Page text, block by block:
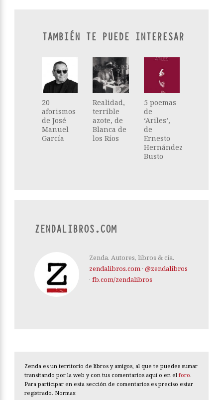
TAMBIÉN TE PUEDE INTERESAR
20
aforismos
de José
Manuel
García
Realidad,
terrible
azote, de
Blanca de
los Ríos
5 poemas
de
‘Ariles’,
de
Ernesto
Hernández
Busto
ZENDALIBROS.COM
Zenda. Autores, libros & cía.
zendalibros.com · @zendalibros
· fb.com/zendalibros
Zenda es un territorio de libros y amigos, al que te puedes sumar
transitando por la web y con tus comentarios aquí o en el foro.
Para participar en esta sección de comentarios es preciso estar
registrado. Normas: